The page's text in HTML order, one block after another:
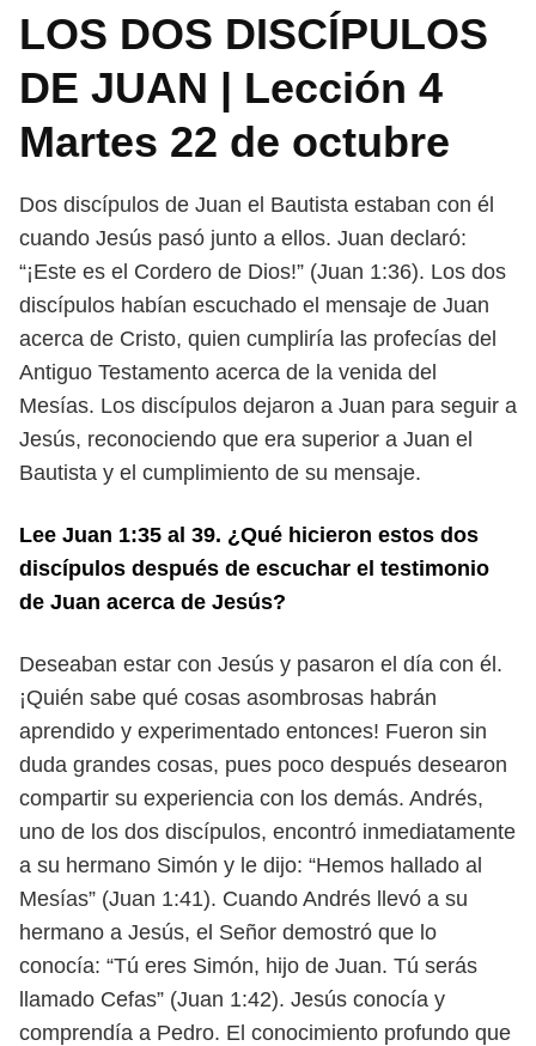
LOS DOS DISCÍPULOS
DE JUAN | Lección 4
Martes 22 de octubre
Dos discípulos de Juan el Bautista estaban con él
cuando Jesús pasó junto a ellos. Juan declaró:
“¡Este es el Cordero de Dios!” (Juan 1:36). Los dos
discípulos habían escuchado el mensaje de Juan
acerca de Cristo, quien cumpliría las profecías del
Antiguo Testamento acerca de la venida del
Mesías. Los discípulos dejaron a Juan para seguir a
Jesús, reconociendo que era superior a Juan el
Bautista y el cumplimiento de su mensaje.
Lee Juan 1:35 al 39. ¿Qué hicieron estos dos
discípulos después de escuchar el testimonio
de Juan acerca de Jesús?
Deseaban estar con Jesús y pasaron el día con él.
¡Quién sabe qué cosas asombrosas habrán
aprendido y experimentado entonces! Fueron sin
duda grandes cosas, pues poco después desearon
compartir su experiencia con los demás. Andrés,
uno de los dos discípulos, encontró inmediatamente
a su hermano Simón y le dijo: “Hemos hallado al
Mesías” (Juan 1:41). Cuando Andrés llevó a su
hermano a Jesús, el Señor demostró que lo
conocía: “Tú eres Simón, hijo de Juan. Tú serás
llamado Cefas” (Juan 1:42). Jesús conocía y
comprendía a Pedro. El conocimiento profundo que